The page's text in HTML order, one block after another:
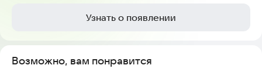
Узнать о появлении
Возможно, вам понравится